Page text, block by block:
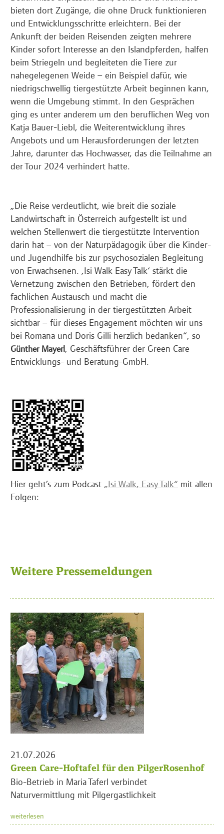
bieten dort Zugänge, die ohne Druck funktionieren
und Entwicklungsschritte erleichtern. Bei der
Ankunft der beiden Reisenden zeigten mehrere
Kinder sofort Interesse an den Islandpferden, halfen
beim Striegeln und begleiteten die Tiere zur
nahegelegenen Weide – ein Beispiel dafür, wie
niedrigschwellig tiergestützte Arbeit beginnen kann,
wenn die Umgebung stimmt. In den Gesprächen
ging es unter anderem um den beruflichen Weg von
Katja Bauer-Liebl, die Weiterentwicklung ihres
Angebots und um Herausforderungen der letzten
Jahre, darunter das Hochwasser, das die Teilnahme an
der Tour 2024 verhindert hatte.
„Die Reise verdeutlicht, wie breit die soziale
Landwirtschaft in Österreich aufgestellt ist und
welchen Stellenwert die tiergestützte Intervention
darin hat – von der Naturpädagogik über die Kinder-
und Jugendhilfe bis zur psychosozialen Begleitung
von Erwachsenen. ‚Isi Walk Easy Talk‘ stärkt die
Vernetzung zwischen den Betrieben, fördert den
fachlichen Austausch und macht die
Professionalisierung in der tiergestützten Arbeit
sichtbar – für dieses Engagement möchten wir uns
bei Romana und Doris Gilli herzlich bedanken“, so
Günther Mayerl, Geschäftsführer der Green Care
Entwicklungs- und Beratung-GmbH.
Hier geht’s zum Podcast „Isi Walk, Easy Talk“ mit allen
Folgen:
Weitere Pressemeldungen
21.07.2026
Green Care-Hoftafel für den PilgerRosenhof
Bio-Betrieb in Maria Taferl verbindet
Naturvermittlung mit Pilgergastlichkeit
weiterlesen